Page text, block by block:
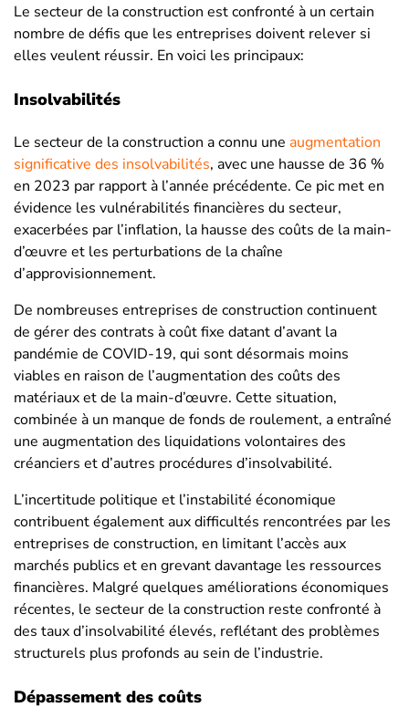
Le secteur de la construction est confronté à un certain
nombre de défis que les entreprises doivent relever si
elles veulent réussir. En voici les principaux:
Insolvabilités
Le secteur de la construction a connu une augmentation
significative des insolvabilités, avec une hausse de 36 %
en 2023 par rapport à l’année précédente. Ce pic met en
évidence les vulnérabilités financières du secteur,
exacerbées par l’inflation, la hausse des coûts de la main-
d’œuvre et les perturbations de la chaîne
d’approvisionnement.
De nombreuses entreprises de construction continuent
de gérer des contrats à coût fixe datant d’avant la
pandémie de COVID-19, qui sont désormais moins
viables en raison de l’augmentation des coûts des
matériaux et de la main-d’œuvre. Cette situation,
combinée à un manque de fonds de roulement, a entraîné
une augmentation des liquidations volontaires des
créanciers et d’autres procédures d’insolvabilité.
L’incertitude politique et l’instabilité économique
contribuent également aux difficultés rencontrées par les
entreprises de construction, en limitant l’accès aux
marchés publics et en grevant davantage les ressources
financières. Malgré quelques améliorations économiques
récentes, le secteur de la construction reste confronté à
des taux d’insolvabilité élevés, reflétant des problèmes
structurels plus profonds au sein de l’industrie.
Dépassement des coûts